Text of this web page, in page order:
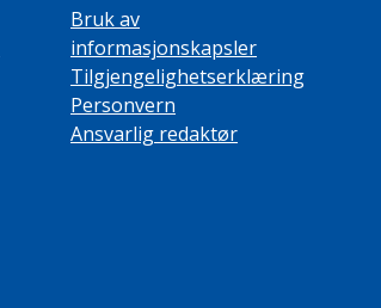
Bruk av
informasjonskapsler
Tilgjengelighetserklæring
Personvern
Ansvarlig redaktør